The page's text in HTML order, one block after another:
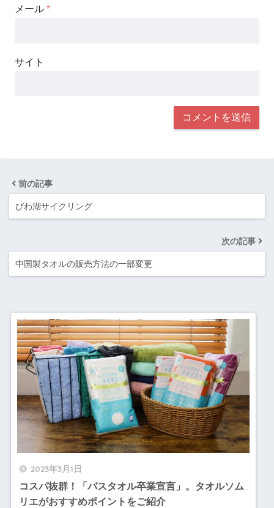
メール *
サイト
前の記事
びわ湖サイクリング
次の記事
中国製タオルの販売方法の一部変更
2023年3月1日
コスパ抜群！「バスタオル卒業宣言」。タオルソム
リエがおすすめポイントをご紹介